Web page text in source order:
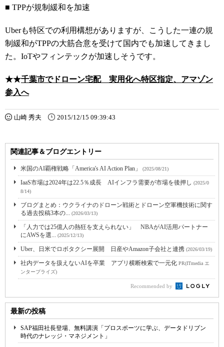
■ TPPが規制緩和を加速
Uberも特区での利用構想がありますが、こうした一連の規
制緩和がTPPの大筋合意を受けて国内でも加速してきまし
た。IoTやフィンテックが加速しそうです。
★★千葉市でドローン宅配 実用化へ特区指定、アマゾン
参入へ
山崎 秀夫 2015/12/15 09:39:43
関連記事＆ブログエントリー
米国のAI覇権戦略「America's AI Action Plan」 (2025/08/21)
IaaS市場は2024年は22.5％成長 AIインフラ需要が市場を後押し (2025/0
8/14)
ブログまとめ：ウクライナのドローン戦術とドローン空軍機技術に関す
る過去投稿3本の...
(2026/03/13)
「人力では25億人の熱狂を支えられない」 NBAがAI活用パートナー
にAWSを選...
(2025/12/13)
Uber、日米でロボタクシー展開 日産やAmazon子会社と連携 (2026/03/19)
社内データを扱えないAIを卒業 アプリ横断検索で一元化 PR(ITmedia エ
ンタープライズ)
Recommended by
最新の投稿
SAP福田社長登場、無料講演「プロスポーツに学ぶ、データドリブン
時代のナレッジ・マネジメント」